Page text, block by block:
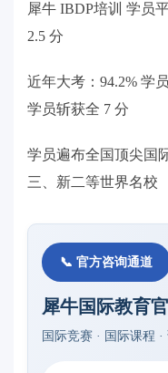
犀牛 IBDP培训 学员
2.5 分
近年大考：94.2% 学
学员斩获全 7 分
学员遍布全国顶尖国
三、新二等世界名校
📞 官方咨询通道
犀牛国际教育
国际竞赛 · 国际课程